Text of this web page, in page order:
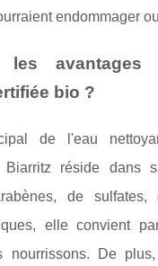
endommager
les avantages
bio ?
de l'eau
Biarritz réside dans
de
elle convient
nourrissons. De